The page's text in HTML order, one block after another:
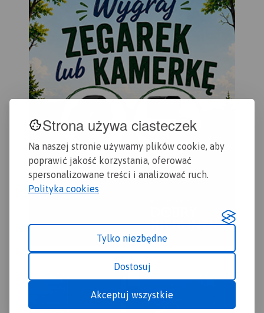
Strona używa ciasteczek
Na naszej stronie używamy plików cookie, aby
poprawić jakość korzystania, oferować
spersonalizowane treści i analizować ruch.
Polityka cookies
Tylko niezbędne
Dostosuj
Akceptuj wszystkie
Wydanie 2, 2017
przyrodniczymi oraz
najważniejszymi obiektami.
Rok wydania 2023